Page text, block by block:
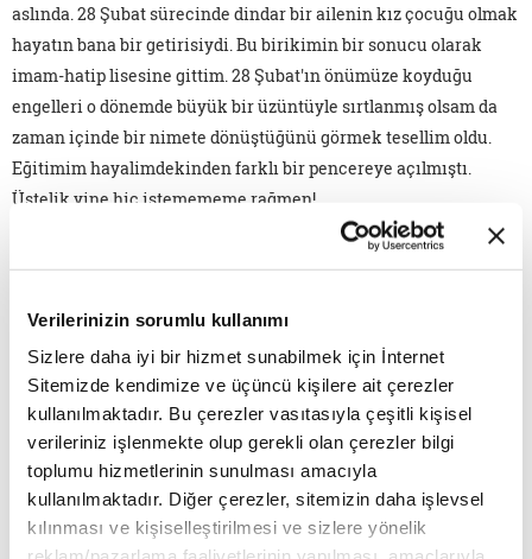
Verilerinizin sorumlu kullanımı
Sizlere daha iyi bir hizmet sunabilmek için İnternet
Sitemizde kendimize ve üçüncü kişilere ait çerezler
kullanılmaktadır. Bu çerezler vasıtasıyla çeşitli kişisel
verileriniz işlenmekte olup gerekli olan çerezler bilgi
toplumu hizmetlerinin sunulması amacıyla
kullanılmaktadır. Diğer çerezler, sitemizin daha işlevsel
kılınması ve kişiselleştirilmesi ve sizlere yönelik
aslında. 28 Şubat sürecinde dindar bir ailenin kız çocuğu olmak
hayatın bana bir getirisiydi. Bu birikimin bir sonucu olarak
imam-hatip lisesine gittim. 28 Şubat'ın önümüze koyduğu
engelleri o dönemde büyük bir üzüntüyle sırtlanmış olsam da
zaman içinde bir nimete dönüştüğünü görmek tesellim oldu.
Eğitimim hayalimdekinden farklı bir pencereye açılmıştı.
Üstelik yine hiç istemememe rağmen!
Hayalimde her zaman iletişim alanında işler yapmak vardı.
bölümü okumak ya da Türkiye'de kalarak ilahiyata razı olmak
arasında bir seçim yapmam gerekmişti. Bu seçimi yapma
zorunluluğum "başörtülü, imamhatipli" olmamdan ileri
geliyordu. Vatanımda kalarak önüme çıkan yolları
değerlendirmeye karar verdim. Böylece ilahiyatçı ve eğitimci
olmanın kapıları açıldı önüme. Bu birikimin hayatıma
kattıklarına paha biçemem. Kimlik dediğimiz şeyin inşası
insanın ömrü boyunca sürüyor. Yani şu veya bu kimliğim